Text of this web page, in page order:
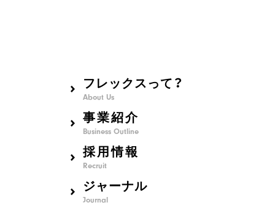
フレックスって？
About Us
事業紹介
Business Outline
採用情報
Recruit
ジャーナル
Journal